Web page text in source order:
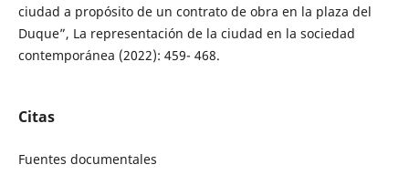
ciudad a propósito de un contrato de obra en la plaza del
Duque”, La representación de la ciudad en la sociedad
contemporánea (2022): 459- 468.
Citas
Fuentes documentales